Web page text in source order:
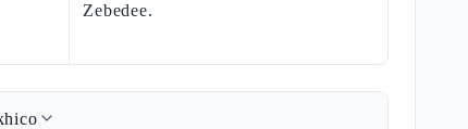
Zebedee.